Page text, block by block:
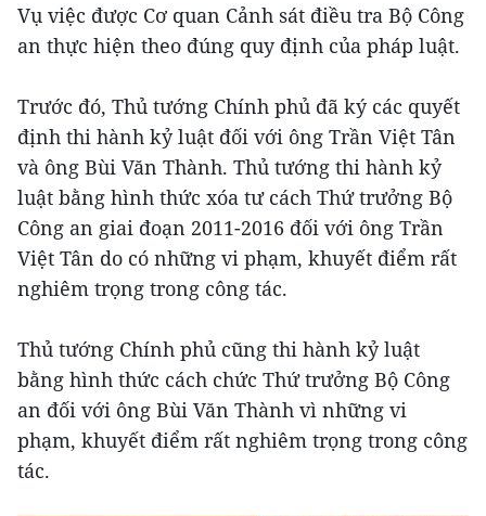
Vụ việc được Cơ quan Cảnh sát điều tra Bộ Công
an thực hiện theo đúng quy định của pháp luật.
Trước đó, Thủ tướng Chính phủ đã ký các quyết
định thi hành kỷ luật đối với ông Trần Việt Tân
và ông Bùi Văn Thành. Thủ tướng thi hành kỷ
luật bằng hình thức xóa tư cách Thứ trưởng Bộ
Công an giai đoạn 2011-2016 đối với ông Trần
Việt Tân do có những vi phạm, khuyết điểm rất
nghiêm trọng trong công tác.
Thủ tướng Chính phủ cũng thi hành kỷ luật
bằng hình thức cách chức Thứ trưởng Bộ Công
an đối với ông Bùi Văn Thành vì những vi
phạm, khuyết điểm rất nghiêm trọng trong công
tác.